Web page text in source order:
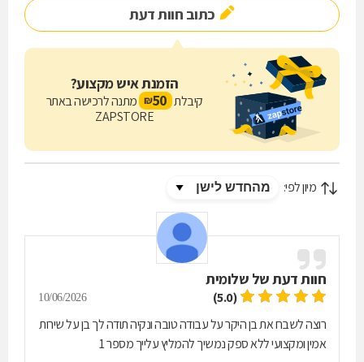
כתוב חוות דעת
הזמנת איש מקצוע?
קיבלת 50
₪ מתנה לרכישה באתר
ZAPSTORE
מיון לפי:
חוות דעת של שלומית
(5.0)
10/06/2026
רוצה לשבח את בן היקר על עבודה טובה ונקיה תודה לך בן על שירות
אמין ומקצועי ללא ספק נמשיך להמליץ עלייך מספר 1